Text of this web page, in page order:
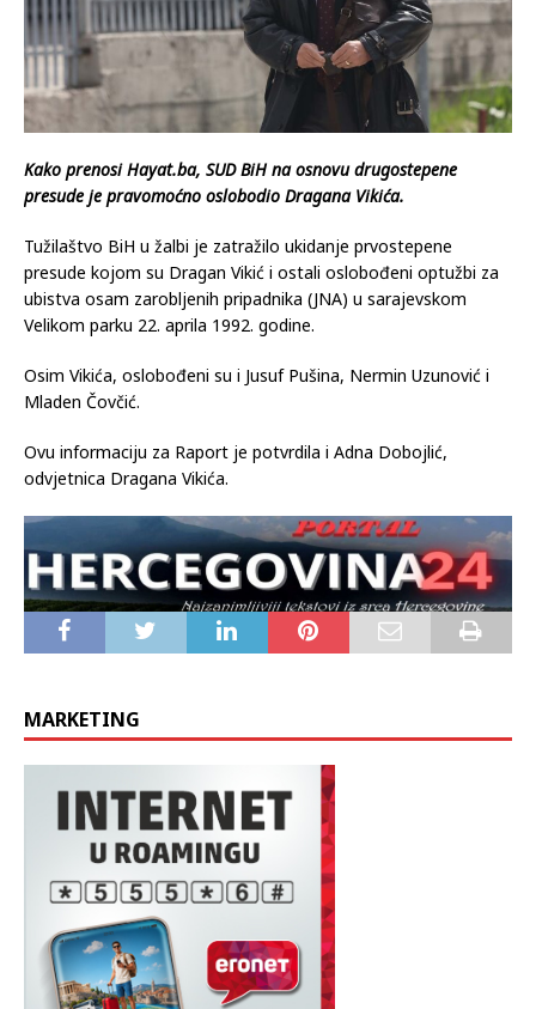
Kako prenosi Hayat.ba, SUD BiH na osnovu drugostepene
presude je pravomoćno oslobodio Dragana Vikića.
Tužilaštvo BiH u žalbi je zatražilo ukidanje prvostepene
presude kojom su Dragan Vikić i ostali oslobođeni optužbi za
ubistva osam zarobljenih pripadnika (JNA) u sarajevskom
Velikom parku 22. aprila 1992. godine.
Osim Vikića, oslobođeni su i Jusuf Pušina, Nermin Uzunović i
Mladen Čovčić.
Ovu informaciju za Raport je potvrdila i Adna Dobojlić,
odvjetnica Dragana Vikića.
MARKETING